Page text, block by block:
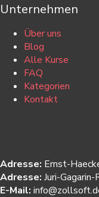
Unternehmen
Über uns
Blog
Alle Kurse
FAQ
Kategorien
Kontakt
Adresse: Ernst-
Adresse: Juri-
E-Mail: